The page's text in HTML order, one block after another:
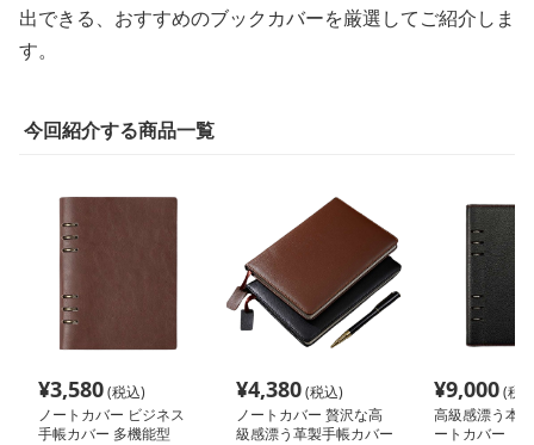
出できる、おすすめのブックカバーを厳選してご紹介しま
す。
今回紹介する商品一覧
¥3,580(税込)
ノートカバー ビジネス
手帳カバー 多機能型
¥4,380(税込)
ノートカバー 贅沢な高
級感漂う革製手帳カバー
¥9,000(税
高級感漂う本
ートカバー